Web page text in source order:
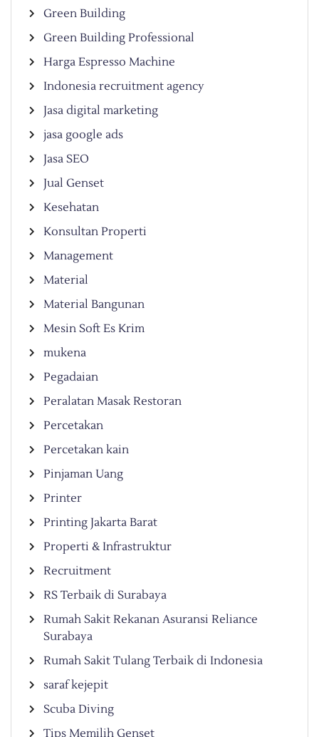
Green Building
Green Building Professional
Harga Espresso Machine
Indonesia recruitment agency
Jasa digital marketing
jasa google ads
Jasa SEO
Jual Genset
Kesehatan
Konsultan Properti
Management
Material
Material Bangunan
Mesin Soft Es Krim
mukena
Pegadaian
Peralatan Masak Restoran
Percetakan
Percetakan kain
Pinjaman Uang
Printer
Printing Jakarta Barat
Properti & Infrastruktur
Recruitment
RS Terbaik di Surabaya
Rumah Sakit Rekanan Asuransi Reliance
Surabaya
Rumah Sakit Tulang Terbaik di Indonesia
saraf kejepit
Scuba Diving
Tips Memilih Genset